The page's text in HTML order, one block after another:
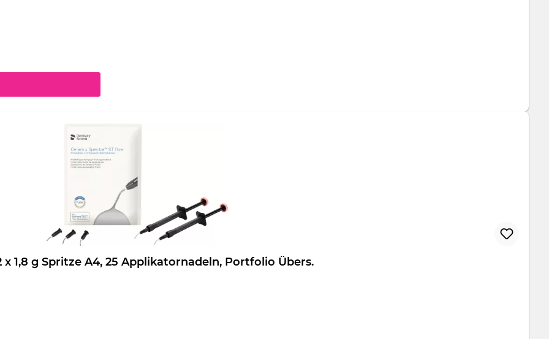
um die Anzahl zu erhöhen oder zu reduzieren.
Spectra ST flow Nachfüllpackung 2 x 1,8 g Spritze A4, 25 Applikatornadeln, Portfolio Übers.